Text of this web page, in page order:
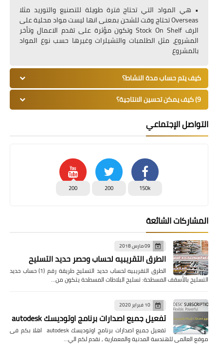
• هي المواد التي تحتاج فترة طويلة للتصنيع والتوريد مثلا
Overseas تحتاج وقت للشحن بمعنى انها ليست مواد محلية على
الرف Stock On Shelf وتكون مؤثرة على تقدم الاعمال وتأخر
المشروع، مثل الطلمبات والتشيلرات وغيرها حسب نوع المواد
بالمشروع
كيف يتم حساب مدة النشاط؟
9) كيف يمكن تحسين الانتاجية؟
التواصل الإجتماعي
150k
200
200
المشاركات الشائعة
09 مارس 2018
الطرق التقريبيه لحساب وحصر حديد التسليح
الطرق التقريبيه لحساب حديد التسليح طريقة رقم (1) حساب حديد
التسليح بالأسقف المسطحة: تسليح البلاطات المسطحة يتكون من…
10 فبراير 2020
تفعيل جميع اصدارات برنامج اوتوديسك autodesk
تفعيل جميع اصدارات برنامج اوتوديسك autodesk اهلا بكم فى
موقع العالمى للهندسة المدنية والمعمارية , نقدم لكم الي…